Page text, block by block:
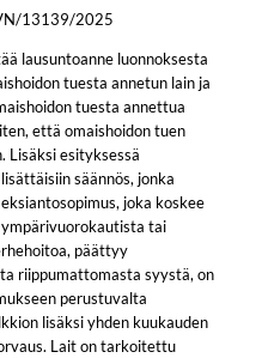
13139/2025
lausuntoanne luonnoksesta
tuesta annetun lain ja
tuesta annettua
että omaishoidon tuen
Lisäksi esityksessä
säännös, jonka
joka koskee
tai
päättyy
riippumattomasta syystä, on
perustuvalta
lisäksi yhden kuukauden
Lait on tarkoitettu